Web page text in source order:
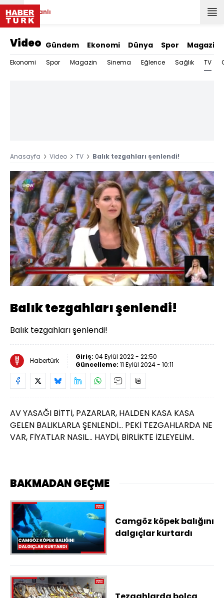
Canlı
Video Gündem Ekonomi Dünya Spor Magazin
Ekonomi Spor Magazin Sinema Eğlence Sağlık TV
Anasayfa Video TV Balık tezgahları şenlendi!
Sesi
Aç
Yüklendi
47.70%
Oynatma
Hızı
Balık tezgahları şenlendi!
Balık tezgahları şenlendi!
Habertürk Giriş: 04 Eylül 2022 - 22:50
Güncelleme: 11 Eylül 2024 - 10:11
AV YASAĞI BİTTİ, PAZARLAR, HALDEN KASA KASA
GELEN BALIKLARLA ŞENLENDİ... PEKİ TEZGAHLARDA NE
VAR, FİYATLAR NASIL... HAYDİ, BİRLİKTE İZLEYELİM..
BAKMADAN GEÇME
Camgöz köpek balığını
dalgıçlar kurtardı